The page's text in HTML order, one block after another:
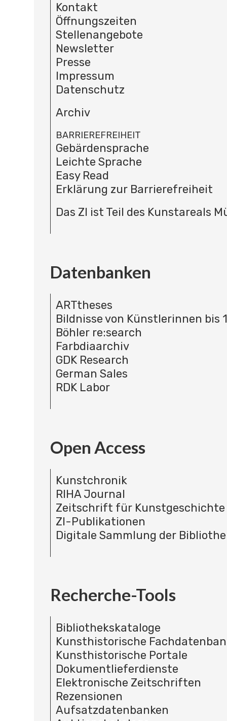
Kontakt
Öffnungszeiten
Stellenangebote
Newsletter
Presse
Impressum
Datenschutz
Archiv
BARRIEREFREIHEIT
Gebärdensprache
Leichte Sprache
Easy Read
Erklärung zur Barrierefreiheit
Das ZI ist Teil des Kunstareals
Datenbanken
ARTtheses
Bildnisse von Künstlerinnen bis
Böhler re:search
Farbdiaarchiv
GDK Research
German Sales
RDK Labor
Open Access
Kunstchronik
RIHA Journal
Zeitschrift für Kunstgeschichte
ZI-Publikationen
Digitale Sammlung der
Recherche-Tools
Bibliothekskataloge
Kunsthistorische
Kunsthistorische Portale
Dokumentlieferdienste
Elektronische Zeitschriften
Rezensionen
Aufsatzdatenbanken